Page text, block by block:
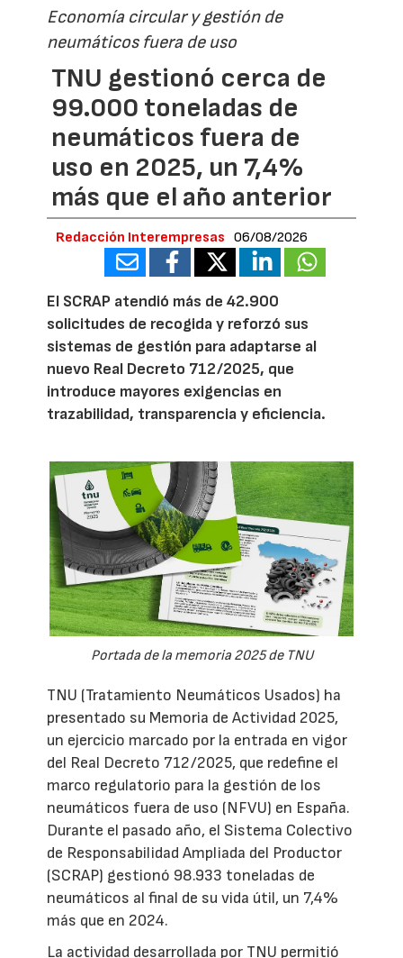
Economía circular y gestión de
neumáticos fuera de uso
TNU gestionó cerca de
99.000 toneladas de
neumáticos fuera de
uso en 2025, un 7,4%
más que el año anterior
Redacción Interempresas 06/08/2026
El SCRAP atendió más de 42.900
solicitudes de recogida y reforzó sus
sistemas de gestión para adaptarse al
nuevo Real Decreto 712/2025, que
introduce mayores exigencias en
trazabilidad, transparencia y eficiencia.
Portada de la memoria 2025 de TNU
TNU (Tratamiento Neumáticos Usados) ha
presentado su Memoria de Actividad 2025,
un ejercicio marcado por la entrada en vigor
del Real Decreto 712/2025, que redefine el
marco regulatorio para la gestión de los
neumáticos fuera de uso (NFVU) en España.
Durante el pasado año, el Sistema Colectivo
de Responsabilidad Ampliada del Productor
(SCRAP) gestionó 98.933 toneladas de
neumáticos al final de su vida útil, un 7,4%
más que en 2024.
La actividad desarrollada por TNU permitió